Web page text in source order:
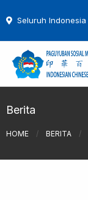
Seluruh Indonesia
Berita
HOME / BERITA /